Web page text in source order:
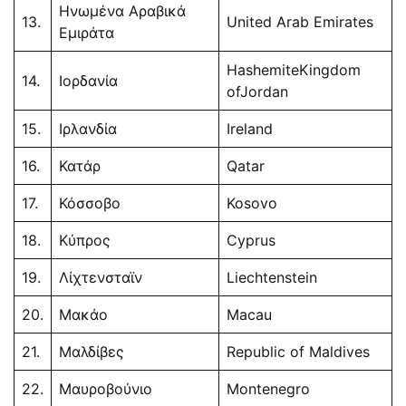
13.
Ηνωμένα Αραβικά
Εμιράτα
United Arab Emirates
14. Ιορδανία
HashemiteKingdom
ofJordan
15. Ιρλανδία Ireland
16. Κατάρ Qatar
17. Κόσσοβο Kosovo
18. Κύπρος Cyprus
19. Λίχτενσταϊν Liechtenstein
20. Μακάο Macau
21. Μαλδίβες Republic of Maldives
22. Μαυροβούνιο Montenegro